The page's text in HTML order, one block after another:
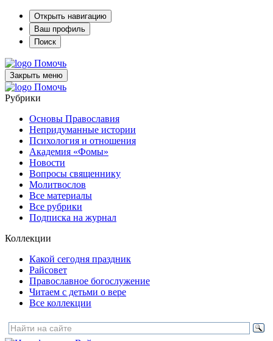
Открыть навигацию
Ваш профиль
Поиск
Помочь
Закрыть меню
Помочь
Рубрики
Основы Православия
Непридуманные истории
Психология и отношения
Академия «Фомы»
Новости
Вопросы священнику
Молитвослов
Все материалы
Все рубрики
Подписка на журнал
Коллекции
Какой сегодня праздник
Райсовет
Православное богослужение
Читаем с детьми о вере
Все коллекции